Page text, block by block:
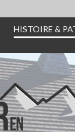
HISTOIRE &